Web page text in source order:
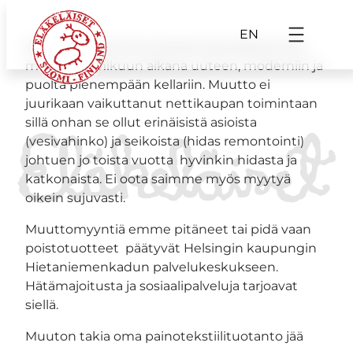
EN
Nettikauppamme ja oheistuotevarastomme
muutti helmikuun aikana uuteen, moderniin ja
puolta pienempään kellariin. Muutto ei
juurikaan vaikuttanut nettikaupan toimintaan
sillä onhan se ollut erinäisistä asioista
(vesivahinko) ja seikoista (hidas remontointi)
johtuen jo toista vuotta hyvinkin hidasta ja
katkonaista. Ei oota saimme myös myytyä
oikein sujuvasti.
Muuttomyyntiä emme pitäneet tai pidä vaan
poistotuotteet päätyvät Helsingin kaupungin
Hietaniemenkadun palvelukeskukseen.
Hätämajoitusta ja sosiaalipalveluja tarjoavat
siellä.
Muuton takia oma painotekstiilituotanto jää